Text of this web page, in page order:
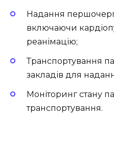
Надання
включаючи
реанімацію;
Транспортування
закладів для
Моніторинг стану
транспортування.